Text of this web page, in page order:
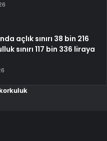
açlık sınırı 38 bin 216
sınırı 117 bin 336 liraya